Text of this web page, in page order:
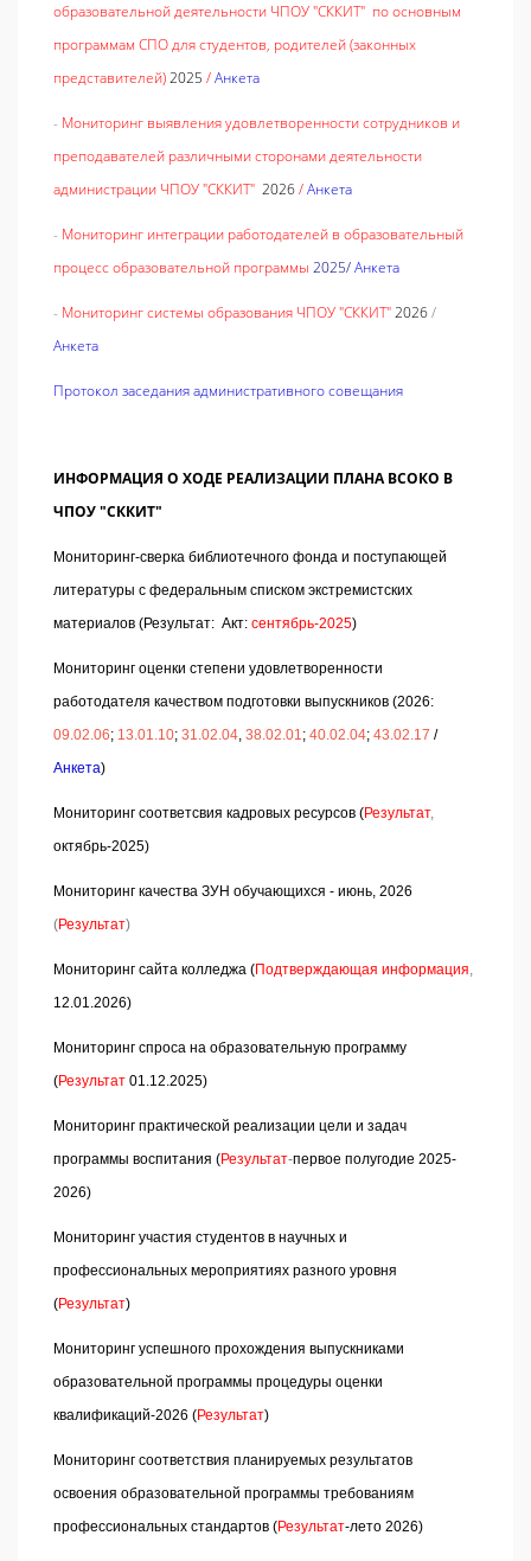
образовательной деятельности ЧПОУ "СККИТ" по основным
программам СПО для студентов, родителей (законных
представителей)2025 /Анкета
- Мониторинг выявления удовлетворенности сотрудников и
преподавателей различными сторонами деятельности
администрации ЧПОУ "СККИТ" 2026/Анкета
- Мониторинг интеграции работодателей в образовательный
процесс образовательной программы 2025/Анкета
- Мониторинг системы образования ЧПОУ "СККИТ"2026/
Анкета
Протокол заседания административного совещания
ИНФОРМАЦИЯ О ХОДЕ РЕАЛИЗАЦИИ ПЛАНА ВСОКО В
ЧПОУ "СККИТ"
Мониторинг-сверка библиотечного фонда и поступающей
литературы с федеральным списком экстремистских
материалов (Результат: Акт: сентябрь-2025)
Мониторинг оценки степени удовлетворенности
работодателя качеством подготовки выпускников (2026:
09.02.06; 13.01.10; 31.02.04, 38.02.01; 40.02.04; 43.02.17 /
Анкета)
Мониторинг соответсвия кадровых ресурсов (Результат,
октябрь-2025)
Мониторинг качества ЗУН обучающихся - июнь, 2026
(Результат)
Мониторинг сайта колледжа (Подтверждающая информация,
12.01.2026)
Мониторинг спроса на образовательную программу
(Результат 01.12.2025)
Мониторинг практической реализации цели и задач
программы воспитания (Результат-первое полугодие 2025-
2026)
Мониторинг участия студентов в научных и
профессиональных мероприятиях разного уровня
(Результат)
Мониторинг успешного прохождения выпускниками
образовательной программы процедуры оценки
квалификаций-2026 (Результат)
Мониторинг соответствия планируемых результатов
освоения образовательной программы требованиям
профессиональных стандартов (Результат-лето 2026)